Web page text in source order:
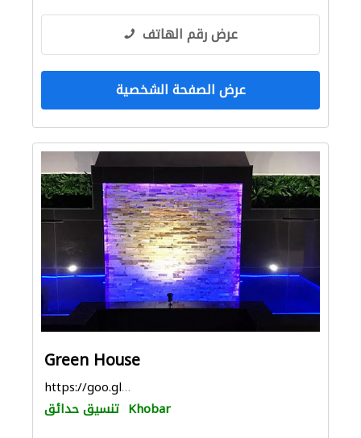
عرض رقم الهاتف
عرض الصفحة الشخصية
Green House
https://goo.gl/maps/jwT6qwfLfvvAFQt19
تنسيق حدائق Khobar